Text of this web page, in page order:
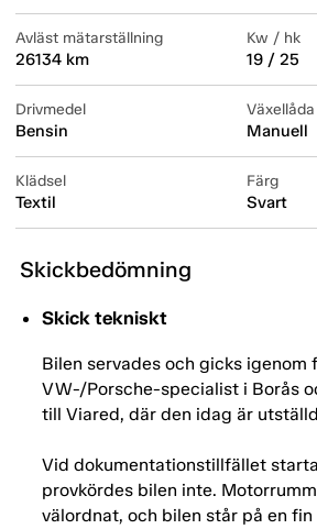
Avläst mätarställning
26134 km
Kw / hk
19 / 25
Drivmedel
Bensin
Växellåda
Manuell
Klädsel
Textil
Färg
Svart
Skickbedömning
Skick tekniskt
Bilen servades och gicks igenom
VW-/Porsche-specialist i Borås
till Viared, där den idag är
Vid dokumentationstillfället
provkördes bilen inte.
välordnat, och bilen står på en